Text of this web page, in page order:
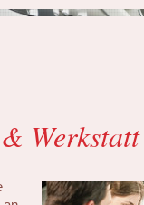
Werkstatt